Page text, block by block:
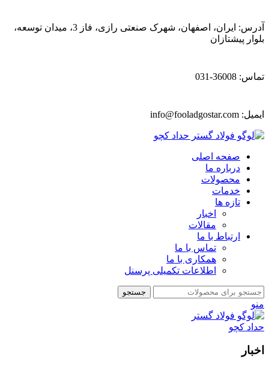
آدرس: ایران، اصفهان، شهرک صنعتی رازی، فاز 3، میدان توسعه،
بلوار پیشتازان
تماس: 36008-031
ایمیل: info@fooladgostar.com
صفحه اصلی
درباره ما
محصولات
خدمات
تازه ها
اخبار
مقالات
ارتباط با ما
تماس با ما
همکاری با ما
اطلاعات تکمیلی پرسنل
جستجو
منو
اخبار